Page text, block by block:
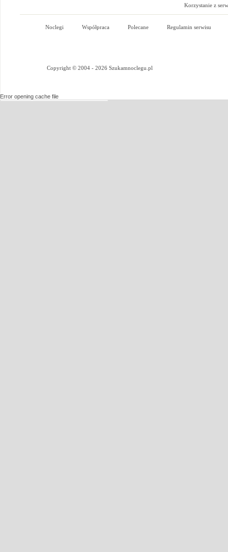
Korzystanie z
Noclegi Współpraca Polecane Regulamin serwisu
Copyright © 2004 - 2026 Szukamnoclegu.pl
Error opening cache file